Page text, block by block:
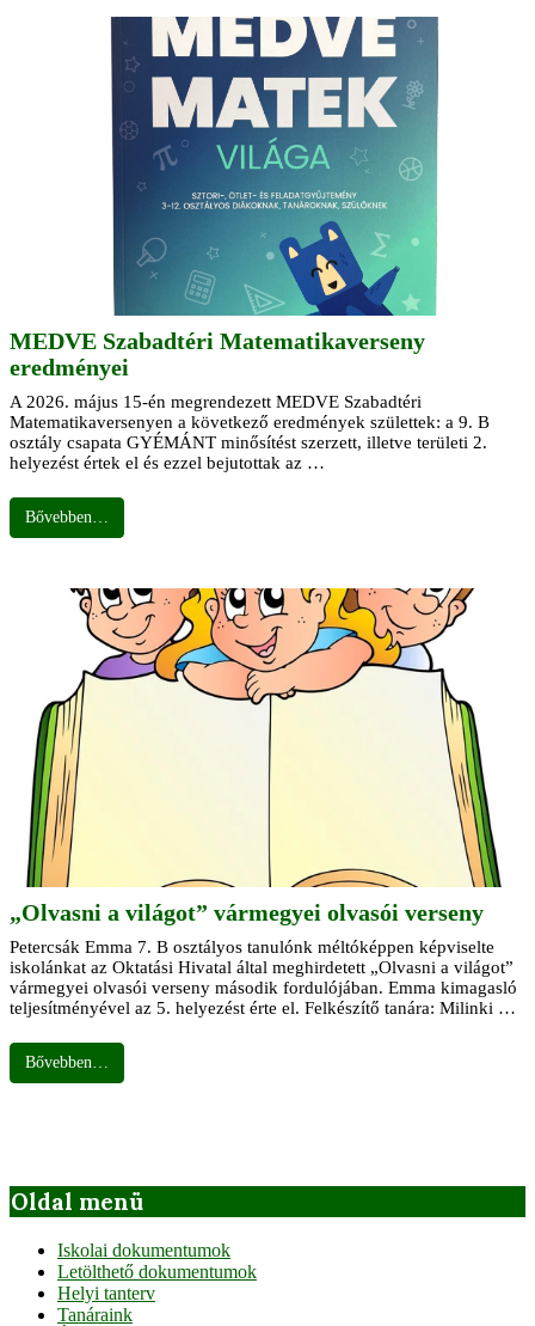
MEDVE Szabadtéri Matematikaverseny
eredményei
A 2026. május 15-én megrendezett MEDVE Szabadtéri
Matematikaversenyen a következő eredmények születtek: a 9. B
osztály csapata GYÉMÁNT minősítést szerzett, illetve területi 2.
helyezést értek el és ezzel bejutottak az …
Bővebben…
„Olvasni a világot” vármegyei olvasói verseny
Petercsák Emma 7. B osztályos tanulónk méltóképpen képviselte
iskolánkat az Oktatási Hivatal által meghirdetett „Olvasni a világot”
vármegyei olvasói verseny második fordulójában. Emma kimagasló
teljesítményével az 5. helyezést érte el. Felkészítő tanára: Milinki …
Bővebben…
24
Oldal menü
Iskolai dokumentumok
Letölthető dokumentumok
Helyi tanterv
Tanáraink